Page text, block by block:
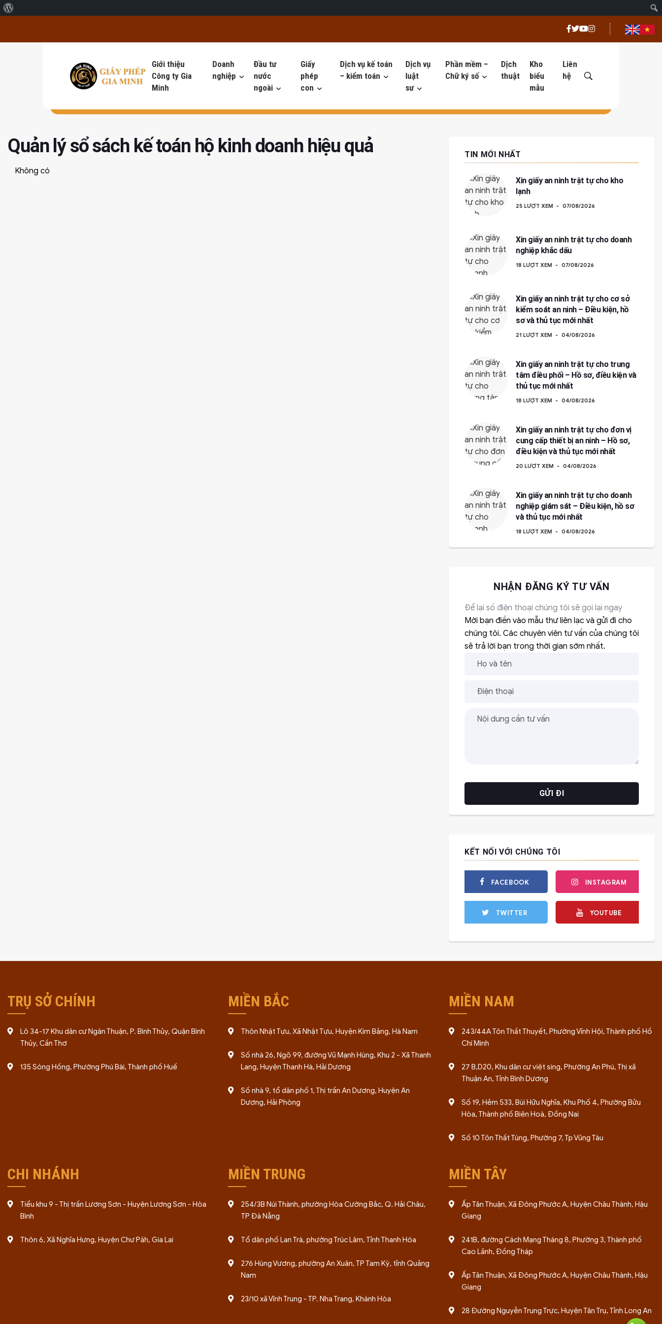
Giới thiệu
Công ty Gia
Minh
Doanh
nghiệp
Đầu tư
nước
ngoài
Giấy
phép
con
Dịch vụ kế toán
– kiểm toán
Dịch vụ
luật
sư
Phần mềm –
Chữ ký số
Dịch
thuật
Kho
biểu
mẫu
Liên
hệ
Quản lý sổ sách kế toán hộ kinh doanh hiệu quả
Không có
TIN MỚI NHẤT
Xin giấy an ninh trật tự cho kho
lạnh
25 LƯỢT XEM 07/08/2026
Xin giấy an ninh trật tự cho doanh
nghiệp khắc dấu
18 LƯỢT XEM 07/08/2026
Xin giấy an ninh trật tự cho cơ sở
kiểm soát an ninh – Điều kiện, hồ
sơ và thủ tục mới nhất
21 LƯỢT XEM 04/08/2026
Xin giấy an ninh trật tự cho trung
tâm điều phối – Hồ sơ, điều kiện và
thủ tục mới nhất
18 LƯỢT XEM 04/08/2026
Xin giấy an ninh trật tự cho đơn vị
cung cấp thiết bị an ninh – Hồ sơ,
điều kiện và thủ tục mới nhất
20 LƯỢT XEM 04/08/2026
Xin giấy an ninh trật tự cho doanh
nghiệp giám sát – Điều kiện, hồ sơ
và thủ tục mới nhất
18 LƯỢT XEM 04/08/2026
NHẬN ĐĂNG KÝ TƯ VẤN
Để lại số điện thoại chúng tôi sẽ gọi lại ngay
Mời bạn điền vào mẫu thư liên lạc và gửi đi cho
chúng tôi. Các chuyên viên tư vấn của chúng tôi
sẽ trả lời bạn trong thời gian sớm nhất.
KẾT NỐI VỚI CHÚNG TÔI
FACEBOOK
TWITTER
INSTAGRAM
YOUTUBE
TRỤ SỞ CHÍNH
Lô 34-17 Khu dân cư Ngân Thuận, P. Bình Thủy, Quận Bình
Thủy, Cần Thơ
135 Sóng Hồng, Phường Phú Bài, Thành phố Huế
MIỀN BẮC
Thôn Nhật Tựu, Xã Nhật Tựu, Huyện Kim Bảng, Hà Nam
Số nhà 26, Ngõ 99, đường Vũ Mạnh Hùng, Khu 2 - Xã Thanh
Lang, Huyện Thanh Hà, Hải Dương
Số nhà 9, tổ dân phố 1, Thị trấn An Dương, Huyện An
Dương, Hải Phòng
MIỀN NAM
243/44A Tôn Thất Thuyết, Phường Vĩnh Hội, Thành phố Hồ
Chí Minh
27 B,D20, Khu dân cư việt sing, Phường An Phú, Thị xã
Thuận An, Tỉnh Bình Dương
Số 19, Hẻm 533, Bùi Hữu Nghĩa, Khu Phố 4, Phường Bửu
Hòa, Thành phố Biên Hoà, Đồng Nai
Số 10 Tôn Thất Tùng, Phường 7, Tp Vũng Tàu
CHI NHÁNH
Tiểu khu 9 - Thị trấn Lương Sơn - Huyện Lương Sơn - Hòa
Bình
Thôn 6, Xã Nghĩa Hưng, Huyện Chư Păh, Gia Lai
MIỀN TRUNG
254/3B Núi Thành, phường Hòa Cường Bắc, Q. Hải Châu,
TP Đà Nẵng
Tổ dân phố Lan Trà, phường Trúc Lâm, Tỉnh Thanh Hóa
276 Hùng Vương, phường An Xuân, TP Tam Kỳ, tỉnh Quảng
Nam
23/10 xã Vĩnh Trung - TP. Nha Trang, Khánh Hòa
MIỀN TÂY
Ấp Tân Thuận, Xã Đông Phước A, Huyện Châu Thành, Hậu
Giang
241B, đường Cách Mạng Tháng 8, Phường 3, Thành phố
Cao Lãnh, Đồng Tháp
Ấp Tân Thuận, Xã Đông Phước A, Huyện Châu Thành, Hậu
Giang
28 Đường Nguyễn Trung Trực, Huyện Tân Trụ, Tỉnh Long An